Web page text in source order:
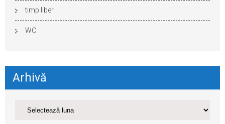
timp liber
WC
Arhivă